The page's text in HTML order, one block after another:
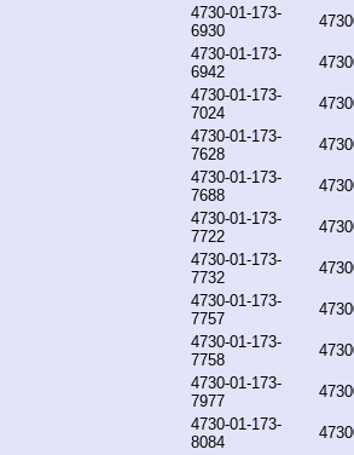
4730-01-173-
6930
4730-01-173-
6942
4730-01-173-
7024
4730-01-173-
7628
4730-01-173-
7688
4730-01-173-
7722
4730-01-173-
7732
4730-01-173-
7757
4730-01-173-
7758
4730-01-173-
7977
4730-01-173-
8084